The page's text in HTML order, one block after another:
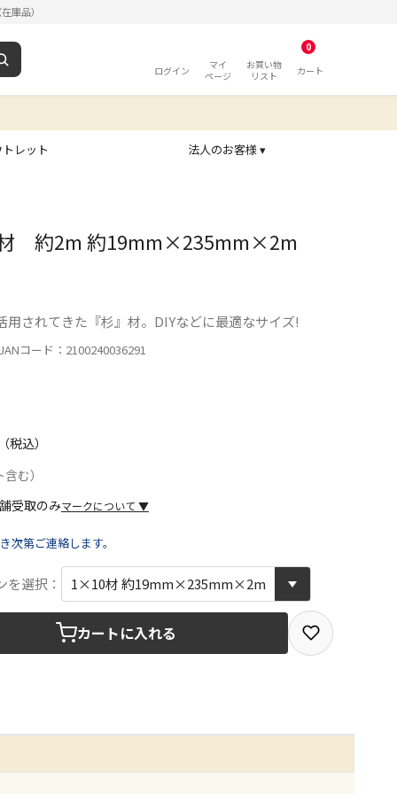
庫品）
ログイン
マイ
ページ
お買い物
リスト
0
カート
レット 法人のお客様 ▾
約2m 約19mm×235mm×2m
用されてきた『杉』材。DIYなどに最適なサイズ!
コード：2100240036291
（税込）
む）
マークについて ▼
を選択できる商品です
できる商品です（宅配便でのお届けができません）
お届けする商品です
次第ご連絡します。
選択：
カートに入れる